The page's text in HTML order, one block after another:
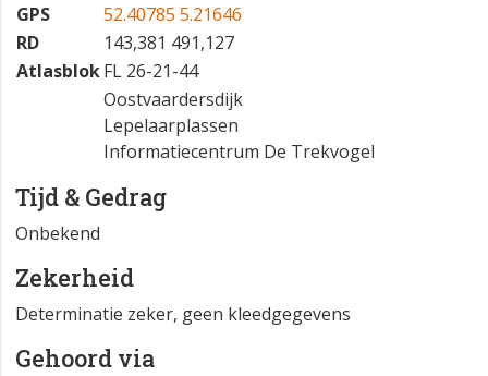
GPS
52.40785 5.21646
RD
143,381 491,127
AtlasblokFL 26-21-44
Oostvaardersdijk
Lepelaarplassen
Informatiecentrum De Trekvogel
Tijd & Gedrag
Onbekend
Zekerheid
Determinatie zeker, geen kleedgegevens
Gehoord via